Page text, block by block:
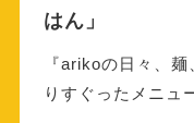
はん」
『arikoの日々、
りすぐったメニュ